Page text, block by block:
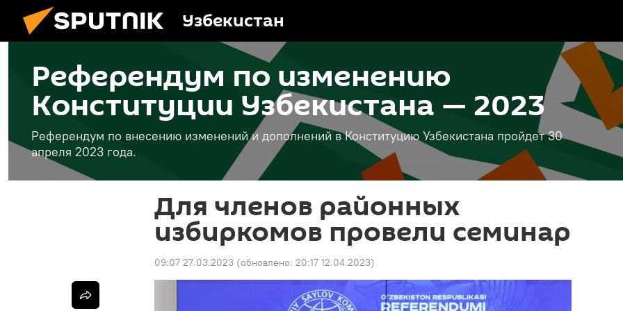
Узбекистан
Референдум по изменению
Конституции Узбекистана — 2023
Референдум по внесению изменений и дополнений в Конституцию Узбекистана пройдет 30
апреля 2023 года.
Для членов районных
избиркомов провели семинар
09:07 27.03.2023 (обновлено: 20:17 12.04.2023)